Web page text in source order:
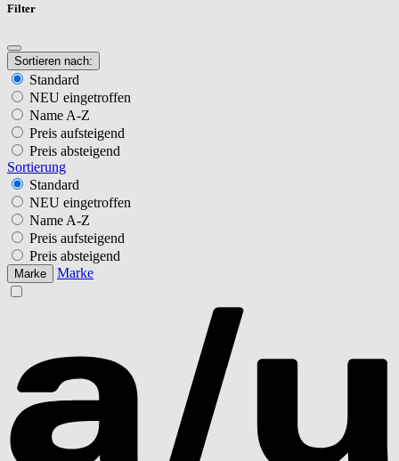
Filter
Sortieren nach:
Standard
NEU eingetroffen
Name A-Z
Preis aufsteigend
Preis absteigend
Sortierung
Standard
NEU eingetroffen
Name A-Z
Preis aufsteigend
Preis absteigend
Marke Marke